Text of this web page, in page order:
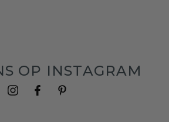
OP INSTAGRAM